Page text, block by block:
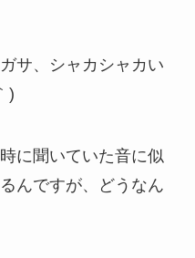
サ、シャカシャカい
)
に聞いていた音に似
んですが、どうなん